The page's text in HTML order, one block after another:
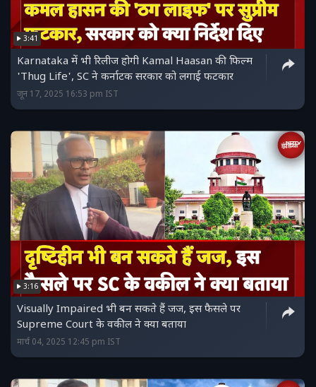
3:41
Karnataka में भी रिलीज होगी Kamal Haasan की फिल्म
'Thug Life', SC ने कर्नाटक सरकार को लगाई फटकार
जून 17, 2025 16:53 pm IST
3:16
Visually Impaired भी बन सकते हैं जज, इस फैसले पर
Supreme Court के वकील ने क्या बताया
मार्च 04, 2025 12:45 pm IST